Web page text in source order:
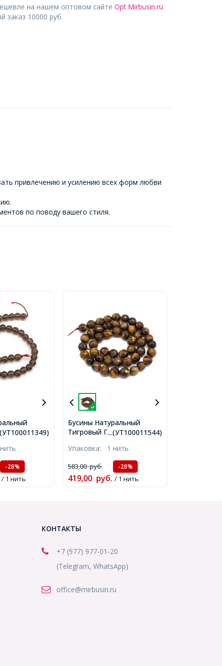
на нашем оптовом сайте Opt.Mirbusin.ru
заказ 10000 руб.
привлечению и усилению всех форм любви
по поводу вашего стиля.
На
1мм,
нить,
-28%
/ 1 нить
...(УТ100011544)
Бусины Натуральный
Тигровый Глаз Граненые
1мм, около 48шт/38см/
нить, (УТ100011544)
Упаковка: 1 нить
583,00руб. -28%
419,00 руб. / 1 нить
КОНТАКТЫ
+7 (977) 977-01-20
(Telegram, WhatsApp)
office@mirbusin.ru